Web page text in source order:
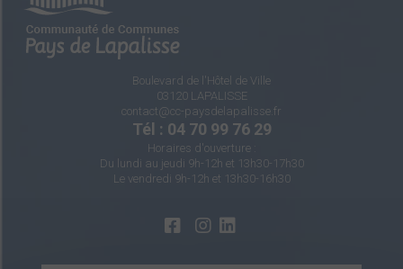
Boulevard de l'Hôtel de Ville
03120 LAPALISSE
contact@cc-paysdelapalisse.fr
Tél : 04 70 99 76 29
Horaires d'ouverture :
Du lundi au jeudi 9h-12h et 13h30-17h30
Le vendredi 9h-12h et 13h30-16h30